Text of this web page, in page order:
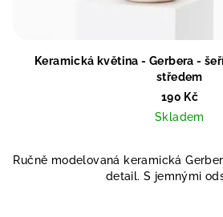
Keramická květina - Gerbera -
středem
190 Kč
Skladem
Ručně modelovaná keramická
detail. S jemnými